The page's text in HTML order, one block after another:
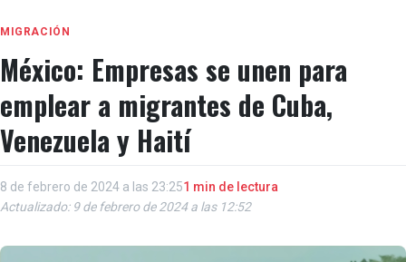
MIGRACIÓN
México: Empresas se unen para
emplear a migrantes de Cuba,
Venezuela y Haití
8 de febrero de 2024 a las 23:251 min de lectura
Actualizado: 9 de febrero de 2024 a las 12:52